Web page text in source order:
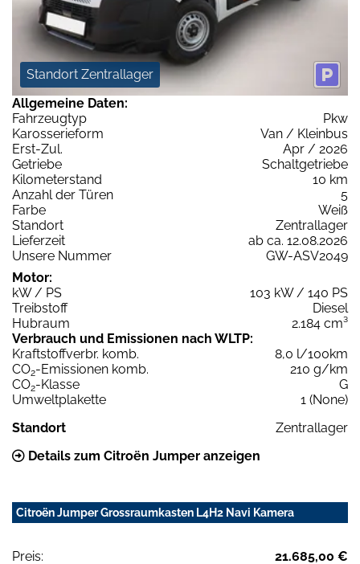
Standort Zentrallager
Allgemeine Daten:
Fahrzeugtyp
Pkw
Karosserieform
Van / Kleinbus
Erst-Zul.
Apr / 2026
Getriebe
Schaltgetriebe
Kilometerstand
10 km
Anzahl der Türen
5
Farbe
Weiß
Standort
Zentrallager
Lieferzeit
ab ca. 12.08.2026
Unsere Nummer
GW-ASV2049
Motor:
kW / PS
103 kW / 140 PS
Treibstoff
Diesel
Hubraum
2.184 cm³
Verbrauch und Emissionen nach WLTP:
Kraftstoffverbr. komb.
8,0 l/100km
CO2-Emissionen komb.
210 g/km
CO2-Klasse
G
Umweltplakette
1 (None)
Standort
Zentrallager
Details zum Citroën Jumper anzeigen
Citroën Jumper Grossraumkasten L4H2 Navi Kamera
Preis: 21.685,00 €